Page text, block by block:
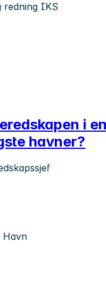
redning IKS
i
havner?
Havn